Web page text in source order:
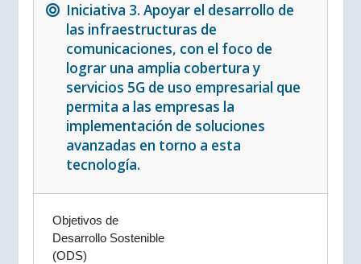
Iniciativa 3. Apoyar el desarrollo de
las infraestructuras de
comunicaciones, con el foco de
lograr una amplia cobertura y
servicios 5G de uso empresarial que
permita a las empresas la
implementación de soluciones
avanzadas en torno a esta
tecnología.
Objetivos de
Desarrollo Sostenible
(ODS)